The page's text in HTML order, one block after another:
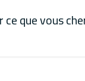
que vous